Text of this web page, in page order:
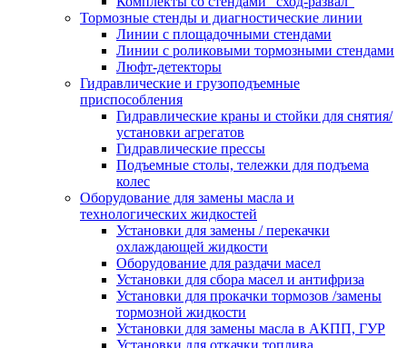
Тормозные стенды и диагностические линии
Линии с площадочными стендами
Линии с роликовыми тормозными стендами
Люфт-детекторы
Гидравлические и грузоподъемные
приспособления
Гидравлические краны и стойки для снятия/
установки агрегатов
Гидравлические прессы
Подъемные столы, тележки для подъема
колес
Оборудование для замены масла и
технологических жидкостей
Установки для замены / перекачки
охлаждающей жидкости
Оборудование для раздачи масел
Установки для сбора масел и антифриза
Установки для прокачки тормозов /замены
тормозной жидкости
Установки для замены масла в АКПП, ГУР
Установки для откачки топлива